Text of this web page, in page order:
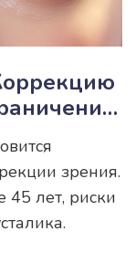
зрения.
45 лет, риски